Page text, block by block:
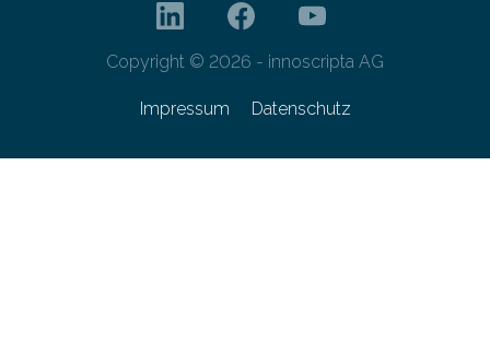
Copyright © 2026 - innoscripta AG
Impressum Datenschutz